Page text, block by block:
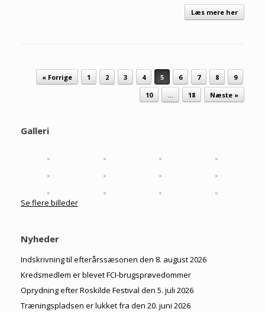
Læs mere her
Artikel navigation
« Forrige 1 2 3 4 5 6 7 8
9
10
… 18 Næste »
Galleri
Se flere billeder
Nyheder
Indskrivning til efterårssæsonen den 8. august 2026
Kredsmedlem er blevet FCI-brugsprøvedommer
Oprydning efter Roskilde Festival den 5. juli 2026
Træningspladsen er lukket fra den 20. juni 2026